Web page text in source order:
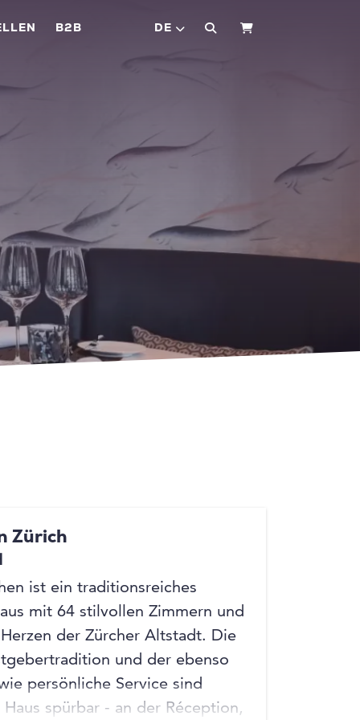
B2B DE WARENKORB
Zürich
ist ein traditionsreiches
mit 64 stilvollen Zimmern und
der Zürcher Altstadt. Die
und der ebenso
persönliche Service sind
spürbar - an der Réception,